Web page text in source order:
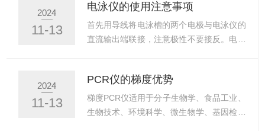
便，适用于中、小型医院临床检验细胞分类
计数。细胞计数仪操作步骤：1.按下电源
(Power)按钮，开启仪器。显示开启界面。
式。3.将10μL样本加至10μL台盼蓝染料
中，上下吹打，轻轻混匀。4.将10μL样本混
合物加入到细胞计数板一侧的计数池...
2024
11-13
电泳仪的使用注意事项
首先用导线将电泳槽的两个电极与电泳仪的
直流输出端联接，注意极性不要接反。电泳
电流范围。接通电源，缓缓旋转电压调节钮
直到达到的所需电压为止，设定电泳终止时
间，此时电泳即开始进行。工作完毕后，应
2024
11-13
PCR仪的梯度优势
梯度PCR仪适用于分子生物学、食品工业、
生物技术、环境科学、微生物学、基因检测